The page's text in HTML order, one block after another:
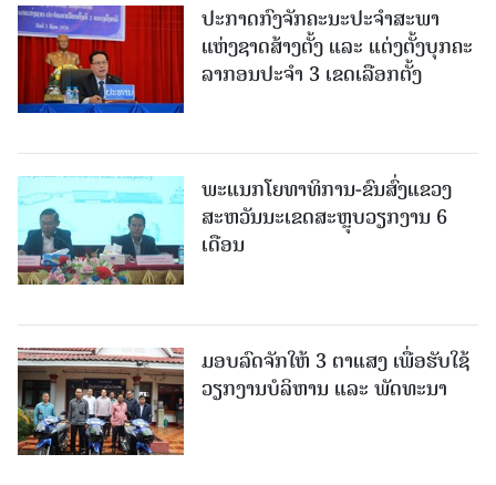
ປະກາດກົງຈັກຄະນະປະຈໍາສະພາ
ແຫ່ງຊາດສ້າງຕັ້ງ ແລະ ແຕ່ງຕັ້ງບຸກຄະ
ລາກອນປະຈໍາ 3 ເຂດເລືອກຕັ້ງ
ພະແນກໂຍທາທິການ-ຂົນສົ່ງແຂວງ
ສະຫວັນນະເຂດສະຫຼຸບວຽກງານ 6
ເດືອນ
ມອບລົດຈັກໃຫ້ 3 ຕາແສງ ເພື່ອຮັບໃຊ້
ວຽກງານບໍລິຫານ ແລະ ພັດທະນາ